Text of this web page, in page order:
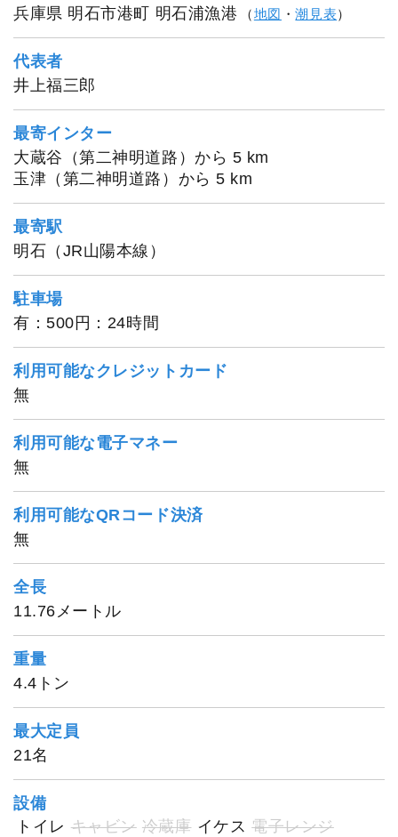
兵庫県 明石市港町 明石浦漁港
（地図 ・潮見表）
代表者
井上福三郎
最寄インター
大蔵谷（第二神明道路）から 5 km
玉津（第二神明道路）から 5 km
最寄駅
明石（JR山陽本線）
駐車場
有：500円：24時間
利用可能なクレジットカード
無
利用可能な電子マネー
無
利用可能なQRコード決済
無
全長
11.76メートル
重量
4.4トン
最大定員
21名
設備
トイレ キャビン 冷蔵庫 イケス 電子レンジ